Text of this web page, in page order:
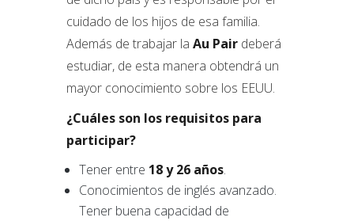
cuidado de los hijos de esa familia.
Además de trabajar la Au Pair deberá
estudiar, de esta manera obtendrá un
mayor conocimiento sobre los EEUU.
¿Cuáles son los requisitos para
participar?
Tener entre 18 y 26 años.
Conocimientos de inglés avanzado.
Tener buena capacidad de